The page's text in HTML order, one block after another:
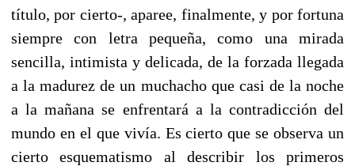
título, por cierto-, aparee, finalmente, y por fortuna
siempre con letra pequeña, como una mirada
sencilla, intimista y delicada, de la forzada llegada
a la madurez de un muchacho que casi de la noche
a la mañana se enfrentará a la contradicción del
mundo en el que vivía. Es cierto que se observa un
cierto esquematismo al describir los primeros